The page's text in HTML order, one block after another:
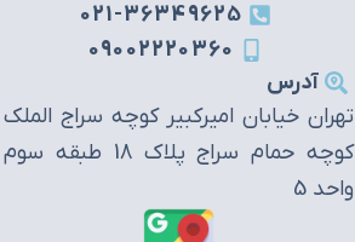
021-36349625
09002220360
آدرس
تهران خیابان امیرکبیر کوچه سراج الملک
کوچه حمام سراج پلاک 18 طبقه سوم
واحد 5